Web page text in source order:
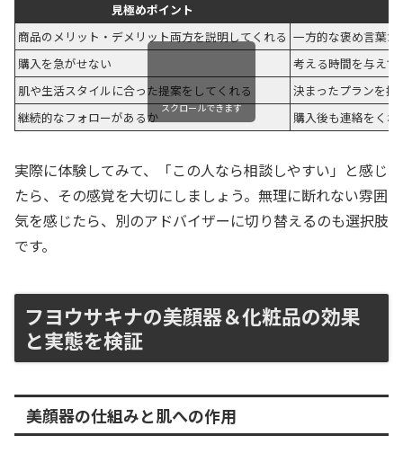
見極めポイント
商品のメリット・デメリット両方を説明してくれる 一方的な褒め言葉
購入を急がせない
考える時間を与え
肌や生活スタイルに合った提案をしてくれる
決まったプランを
継続的なフォローがあるか
購入後も連絡をく
スクロールできます
実際に体験してみて、「この人なら相談しやすい」と感じ
たら、その感覚を大切にしましょう。無理に断れない雰囲
気を感じたら、別のアドバイザーに切り替えるのも選択肢
です。
フヨウサキナの美顔器＆化粧品の効果
と実態を検証
美顔器の仕組みと肌への作用